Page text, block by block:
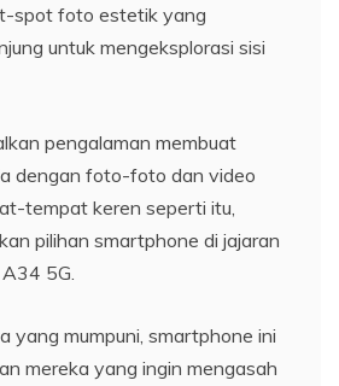
spot foto estetik yang
untuk mengeksplorasi sisi
pengalaman membuat
dengan foto-foto dan video
tempat keren seperti itu,
pilihan smartphone di jajaran
5G.
yang mumpuni, smartphone ini
mereka yang ingin mengasah